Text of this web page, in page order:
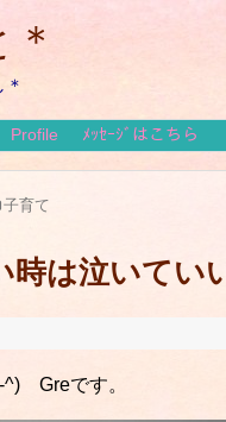
Profile ﾒｯｾｰｼﾞはこちら
子育て
時は泣いてい
^) Greです。